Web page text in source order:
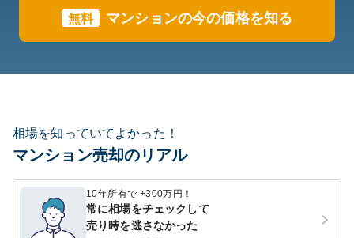
無料 マンションの今の価格を知る
相場を知っていてよかった！
マンション売却のリアル
10年所有で +300万円！
常に相場をチェックして
売り時を逃さなかった